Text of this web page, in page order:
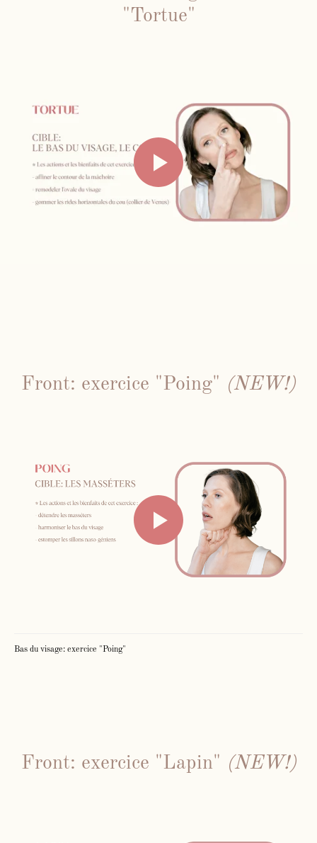
"Tortue"
Front: exercice "Poing" (NEW!)
Bas du visage: exercice "Poing"
Front: exercice "Lapin" (NEW!)